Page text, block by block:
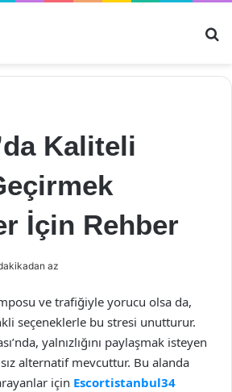
Kaliteli
İçin Rehber
az
ve trafiğiyle yorucu olsa da,
seçeneklerle bu stresi unutturur.
yalnızlığını paylaşmak isteyen
alternatif mevcuttur. Bu alanda
için Escortistanbul34